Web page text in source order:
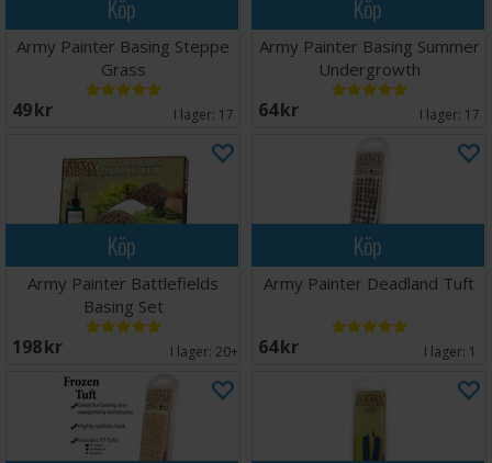
Köp
Army Painter Basing Steppe
Grass
49 SEK I lager: 17
Köp
Army Painter Basing Summer
Undergrowth
64 SEK I lager: 17
Köp
Army Painter Battlefields
Basing Set
198 SEK I lager: 20+
Köp
Army Painter Deadland Tuft
64 SEK I lager: 1